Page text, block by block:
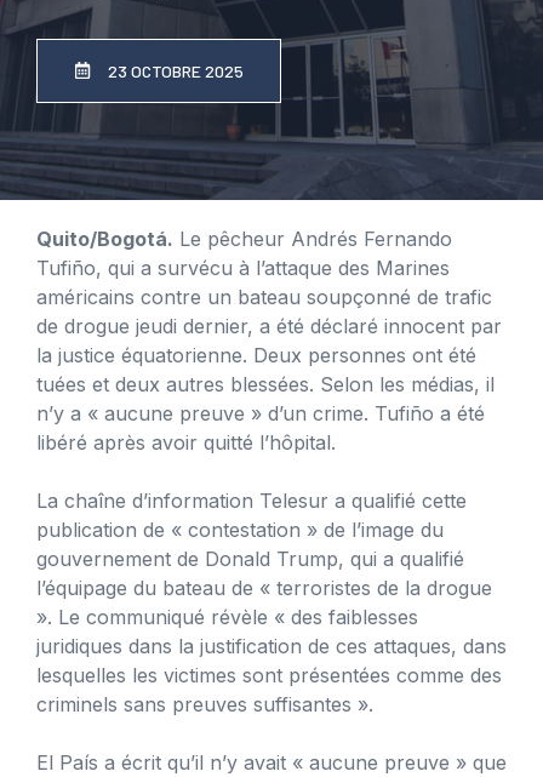
23 OCTOBRE 2025
Quito/Bogotá. Le pêcheur Andrés Fernando
Tufiño, qui a survécu à l’attaque des Marines
américains contre un bateau soupçonné de trafic
de drogue jeudi dernier, a été déclaré innocent par
la justice équatorienne. Deux personnes ont été
tuées et deux autres blessées. Selon les médias, il
n’y a « aucune preuve » d’un crime. Tufiño a été
libéré après avoir quitté l’hôpital.
La chaîne d’information Telesur a qualifié cette
publication de « contestation » de l’image du
gouvernement de Donald Trump, qui a qualifié
l’équipage du bateau de « terroristes de la drogue
». Le communiqué révèle « des faiblesses
juridiques dans la justification de ces attaques, dans
lesquelles les victimes sont présentées comme des
criminels sans preuves suffisantes ».
El País a écrit qu’il n’y avait « aucune preuve » que